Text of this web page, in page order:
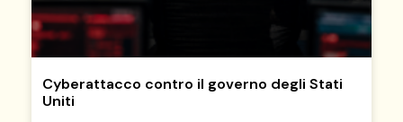
Cyberattacco contro il governo degli Stati
Uniti